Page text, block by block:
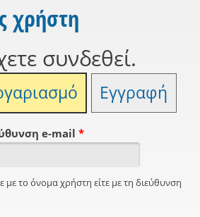
χρήστη
συνδεθεί.
Εγγραφή
e-mail *
με το όνομα χρήστη είτε με τη διεύθυνση